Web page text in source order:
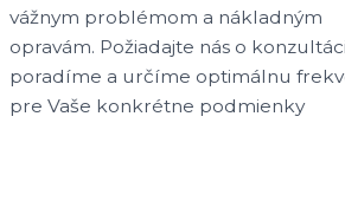
vážnym problémom a nákladným
opravám. Požiadajte nás o
poradíme a určíme optimálnu
pre Vaše konkrétne podmienky